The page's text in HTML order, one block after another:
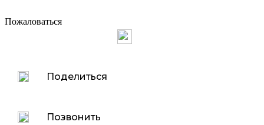
Пожаловаться
Поделиться
Позвонить